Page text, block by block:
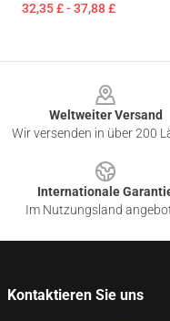
32,35 £ - 37,88 £
Weltweiter Versand
Wir versenden in über 200
Internationale
Im Nutzungsland
Kontaktieren Sie uns